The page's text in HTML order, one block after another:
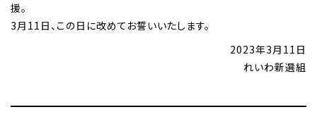
援。
3月11日、この日に改めてお誓いいたします。
2023年3月11日
れいわ新選組